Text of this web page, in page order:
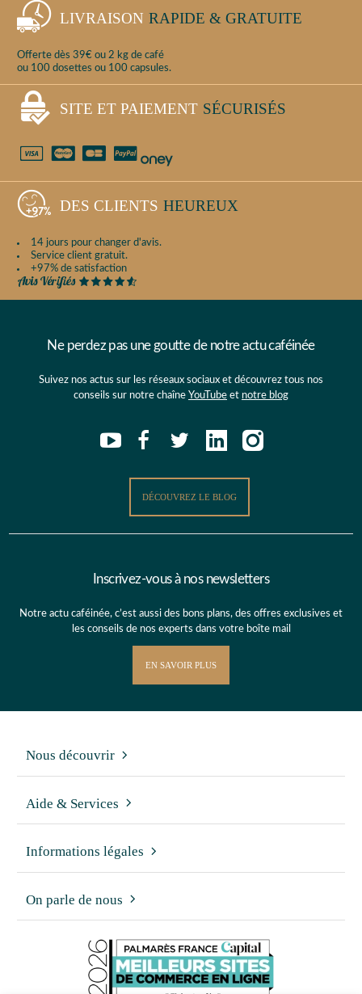
LIVRAISON RAPIDE & GRATUITE
Offerte dès 39€ ou 2 kg de café
ou 100 dosettes ou 100 capsules.
SITE ET PAIEMENT SÉCURISÉS
DES CLIENTS HEUREUX
14 jours pour changer d'avis.
Service client gratuit.
+97% de satisfaction
Ne perdez pas une goutte de notre actu caféinée
Suivez nos actus sur les réseaux sociaux et découvrez tous nos
conseils sur notre chaîne YouTube et notre blog
DÉCOUVREZ LE BLOG
Inscrivez-vous à nos newsletters
Notre actu caféinée, c’est aussi des bons plans, des offres exclusives et
les conseils de nos experts dans votre boîte mail
EN SAVOIR PLUS
Nous découvrir
Aide & Services
Informations légales
On parle de nous